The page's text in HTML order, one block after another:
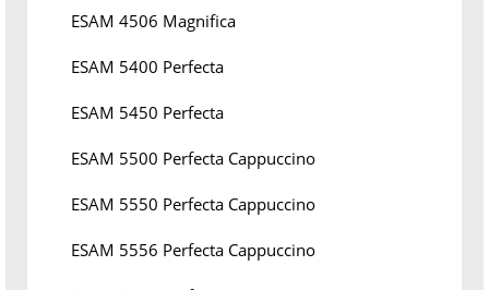
ESAM 4506 Magnifica
ESAM 5400 Perfecta
ESAM 5450 Perfecta
ESAM 5500 Perfecta Cappuccino
ESAM 5550 Perfecta Cappuccino
ESAM 5556 Perfecta Cappuccino